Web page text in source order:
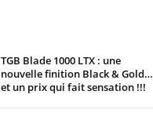
TGB Blade 1000 LTX : une
nouvelle finition Black & Gold…
et un prix qui fait sensation !!!